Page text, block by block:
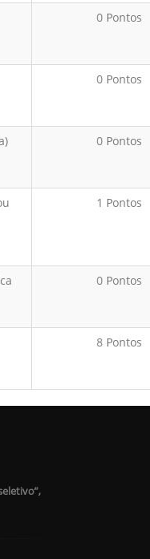
0 Pontos
0 Pontos
0 Pontos
1 Pontos
0 Pontos
8 Pontos